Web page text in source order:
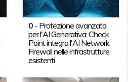
0 - Protezione avanzata
per l'AI Generativa: Check
Point integra l'AI Network
Firewall nelle infrastrutture
esistenti